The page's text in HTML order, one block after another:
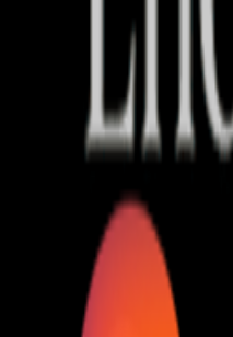
Who we are
AT PARTNERSが提供
オープンイノベーショ
詳しく見る
AT PARTNERS3つの強み